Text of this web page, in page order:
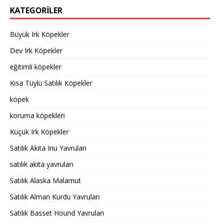
KATEGORILER
Büyük Irk Köpekler
Dev Irk Köpekler
eğitimli köpekler
Kısa Tüylü Satılık Köpekler
köpek
koruma köpekleri
Küçük Irk Köpekler
Satılık Akita Inu Yavruları
satılık akita yavruları
Satılık Alaska Malamut
Satılık Alman Kurdu Yavruları
Satılık Basset Hound Yavruları